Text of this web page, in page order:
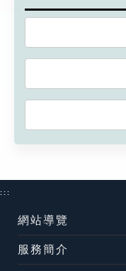
:::
網站導覽
服務簡介